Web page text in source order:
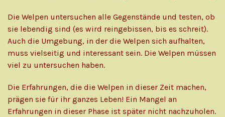
Die Welpen untersuchen alle Gegenstände und testen, ob
sie lebendig sind (es wird reingebissen, bis es schreit).
Auch die Umgebung, in der die Welpen sich aufhalten,
muss vielseitig und interessant sein. Die Welpen müssen
viel zu untersuchen haben.
Die Erfahrungen, die die Welpen in dieser Zeit machen,
prägen sie für ihr ganzes Leben! Ein Mangel an
Erfahrungen in dieser Phase ist später nicht nachzuholen.